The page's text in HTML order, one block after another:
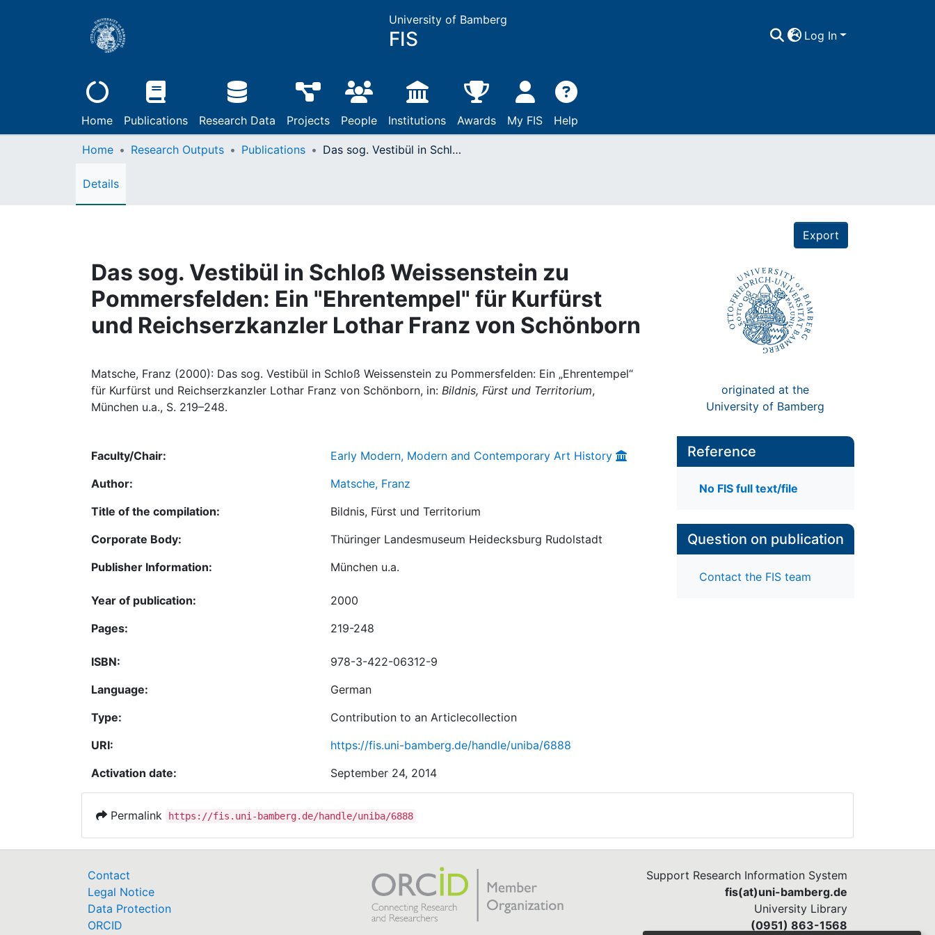
University of Bamberg
FIS Log In
Home Publications Research Data Projects People Institutions Awards My FIS Help
Home Research Outputs Publications Das sog. Vestibül in Schloß Weissenstein zu Pommersfelden: Ein "Ehrentempel" für Kurfürst und Reichserzkanzler Lothar Franz von Schönborn
Details
Export
Das sog. Vestibül in Schloß Weissenstein zu
Pommersfelden: Ein "Ehrentempel" für Kurfürst
und Reichserzkanzler Lothar Franz von Schönborn
Matsche, Franz (2000): Das sog. Vestibül in Schloß Weissenstein zu Pommersfelden: Ein „Ehrentempel“
für Kurfürst und Reichserzkanzler Lothar Franz von Schönborn, in: Bildnis, Fürst und Territorium,
München u.a., S. 219–248.
originated at the
University of Bamberg
Faculty/Chair:
Early Modern, Modern and Contemporary Art History
Author:
Matsche, Franz
Title of the compilation:
Bildnis, Fürst und Territorium
Corporate Body:
Thüringer Landesmuseum Heidecksburg Rudolstadt
Publisher Information:
München u.a.
Year of publication:
2000
Pages:
219-248
ISBN:
978-3-422-06312-9
Language:
German
Type:
Contribution to an Articlecollection
URI:
https://fis.uni-bamberg.de/handle/uniba/6888
Activation date:
September 24, 2014
Reference
No FIS full text/file
Question on publication
Contact the FIS team
Permalink https://fis.uni-bamberg.de/handle/uniba/6888
Contact
Legal Notice
Data Protection
ORCID
Support Research Information System
fis(at)uni-bamberg.de
University Library
(0951) 863-1568